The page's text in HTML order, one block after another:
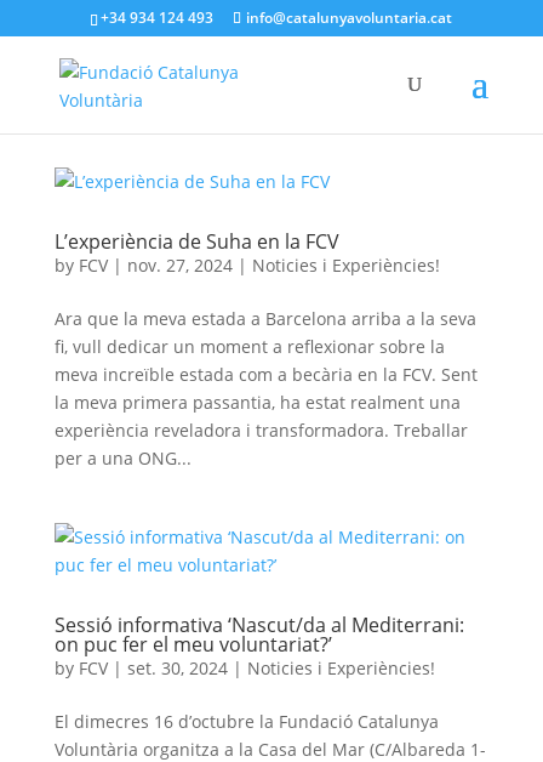
+34 934 124 493 info@catalunyavoluntaria.cat
L’experiència de Suha en la FCV
by FCV| nov. 27, 2024| Noticies i Experiències!
Ara que la meva estada a Barcelona arriba a la seva
fi, vull dedicar un moment a reflexionar sobre la
meva increïble estada com a becària en la FCV. Sent
la meva primera passantia, ha estat realment una
experiència reveladora i transformadora. Treballar
per a una ONG...
Sessió informativa ‘Nascut/da al Mediterrani:
on puc fer el meu voluntariat?’
by FCV| set. 30, 2024| Noticies i Experiències!
El dimecres 16 d’octubre la Fundació Catalunya
Voluntària organitza a la Casa del Mar (C/Albareda 1-